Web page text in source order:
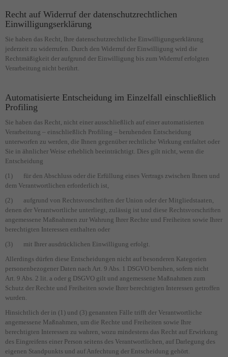
Recht auf Widerruf der datenschutzrechtlichen
Einwilligungserklärung
Sie haben das Recht, Ihre datenschutzrechtliche Einwilligungserklärung
jederzeit zu widerrufen. Durch den Widerruf der Einwilligung wird die
Rechtmäßigkeit der aufgrund der Einwilligung bis zum Widerruf erfolgten
Verarbeitung nicht berührt.
Automatisierte Entscheidung im Einzelfall einschließlich
Profiling
Sie haben das Recht, nicht einer ausschließlich auf einer automatisierten
Verarbeitung – einschließlich Profiling – beruhenden Entscheidung
unterworfen zu werden, die Ihnen gegenüber rechtliche Wirkung entfaltet oder
Sie in ähnlicher Weise erheblich beeinträchtigt. Dies gilt nicht, wenn die
Entscheidung
(1) für den Abschluss oder die Erfüllung eines Vertrags zwischen Ihnen und
dem Verantwortlichen erforderlich ist,
(2) aufgrund von Rechtsvorschriften der Union oder der Mitgliedstaaten,
denen der Verantwortliche unterliegt, zulässig ist und diese Rechtsvorschriften
angemessene Maßnahmen zur Wahrung Ihrer Rechte und Freiheiten sowie Ihrer
berechtigten Interessen enthalten oder
(3) mit Ihrer ausdrücklichen Einwilligung erfolgt.
Allerdings dürfen diese Entscheidungen nicht auf besonderen Kategorien
personenbezogener Daten nach Art. 9 Abs. 1 DSGVO beruhen, sofern nicht
Art. 9 Abs. 2 lit. a oder g DSGVO gilt und angemessene Maßnahmen zum
Schutz der Rechte und Freiheiten sowie Ihrer berechtigten Interessen getroffen
wurden.
Hinsichtlich der in (1) und (3) genannten Fälle trifft der Verantwortliche
angemessene Maßnahmen, um die Rechte und Freiheiten sowie Ihre
berechtigten Interessen zu wahren, wozu mindestens das Recht auf Erwirkung
des Eingreifens einer Person seitens des Verantwortlichen, auf Darlegung des
eigenen Standpunkts und auf Anfechtung der Entscheidung gehört.